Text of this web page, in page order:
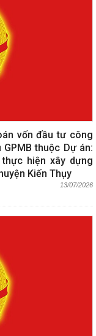
vốn đầu tư công
thuộc Dự án:
hiện xây dựng
Kiến Thụy
13/07/2026